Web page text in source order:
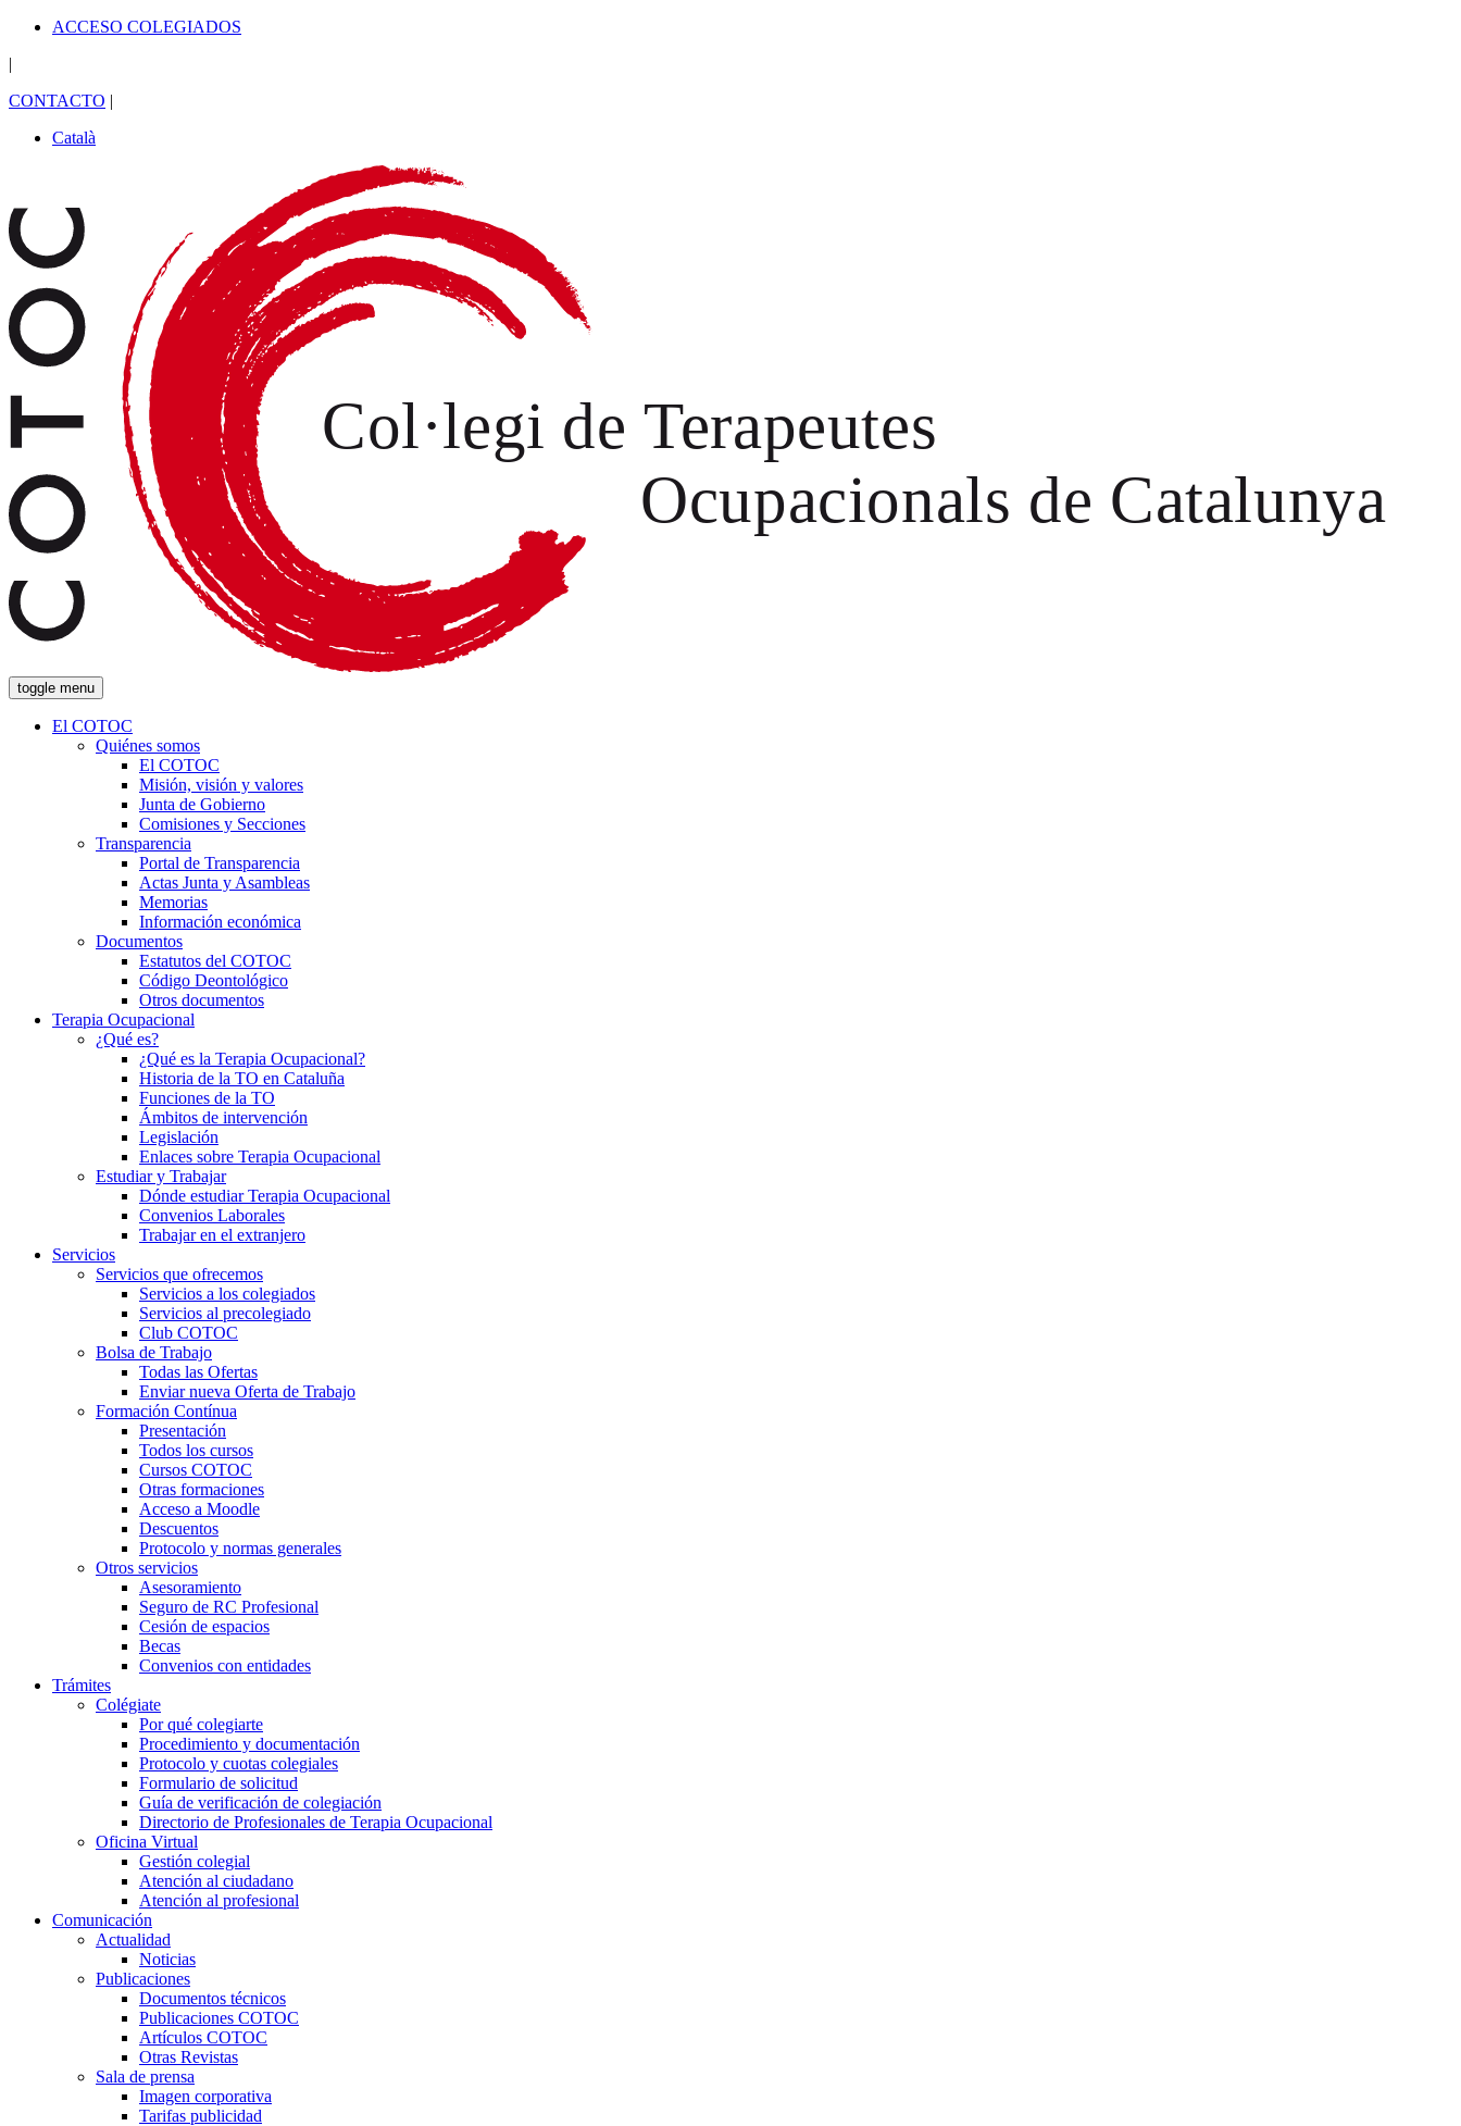
ACCESO COLEGIADOS
|
CONTACTO |
Català
toggle menu
El COTOC
Quiénes somos
El COTOC
Misión, visión y valores
Junta de Gobierno
Comisiones y Secciones
Transparencia
Portal de Transparencia
Actas Junta y Asambleas
Memorias
Información económica
Documentos
Estatutos del COTOC
Código Deontológico
Otros documentos
Terapia Ocupacional
¿Qué es?
¿Qué es la Terapia Ocupacional?
Historia de la TO en Cataluña
Funciones de la TO
Ámbitos de intervención
Legislación
Enlaces sobre Terapia Ocupacional
Estudiar y Trabajar
Dónde estudiar Terapia Ocupacional
Convenios Laborales
Trabajar en el extranjero
Servicios
Servicios que ofrecemos
Servicios a los colegiados
Servicios al precolegiado
Club COTOC
Bolsa de Trabajo
Todas las Ofertas
Enviar nueva Oferta de Trabajo
Formación Contínua
Presentación
Todos los cursos
Cursos COTOC
Otras formaciones
Acceso a Moodle
Descuentos
Protocolo y normas generales
Otros servicios
Asesoramiento
Seguro de RC Profesional
Cesión de espacios
Becas
Convenios con entidades
Trámites
Colégiate
Por qué colegiarte
Procedimiento y documentación
Protocolo y cuotas colegiales
Formulario de solicitud
Guía de verificación de colegiación
Directorio de Profesionales de Terapia Ocupacional
Oficina Virtual
Gestión colegial
Atención al ciudadano
Atención al profesional
Comunicación
Actualidad
Noticias
Publicaciones
Documentos técnicos
Publicaciones COTOC
Artículos COTOC
Otras Revistas
Sala de prensa
Imagen corporativa
Tarifas publicidad